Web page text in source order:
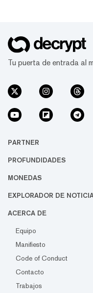
Tu puerta de entrada al
PARTNER
PROFUNDIDADES
MONEDAS
EXPLORADOR DE
ACERCA DE
Equipo
Manifiesto
Code of Conduct
Contacto
Trabajos